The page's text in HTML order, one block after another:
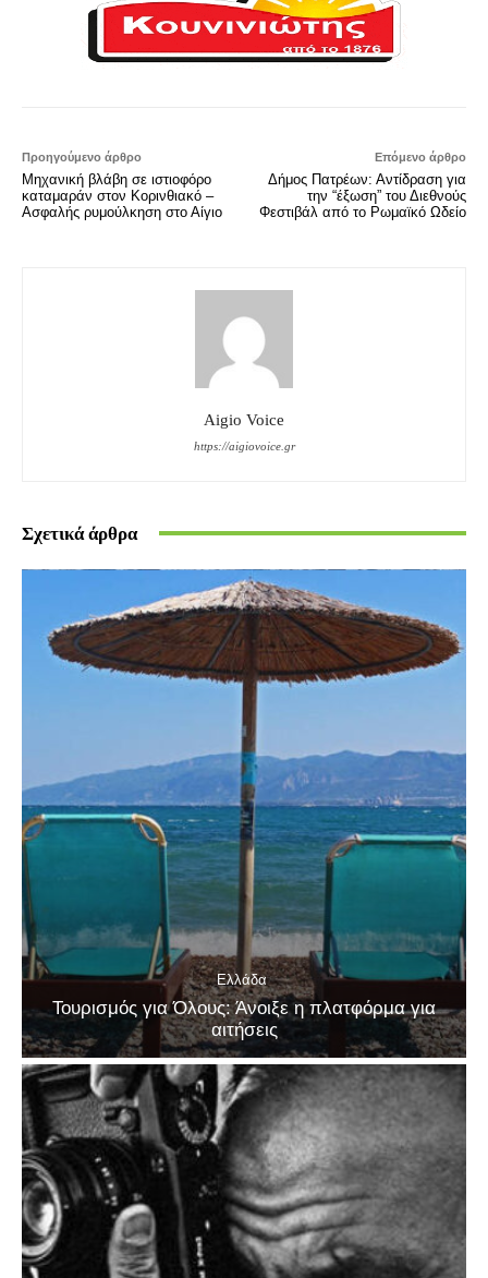
Προηγούμενο άρθρο
Μηχανική βλάβη σε ιστιοφόρο
καταμαράν στον Κορινθιακό –
Ασφαλής ρυμούλκηση στο Αίγιο
Επόμενο άρθρο
Δήμος Πατρέων: Αντίδραση για
την “έξωση” του Διεθνούς
Φεστιβάλ από το Ρωμαϊκό Ωδείο
Aigio Voice
https://aigiovoice.gr
Σχετικά άρθρα
Ελλάδα
Τουρισμός για Όλους: Άνοιξε η πλατφόρμα για
αιτήσεις